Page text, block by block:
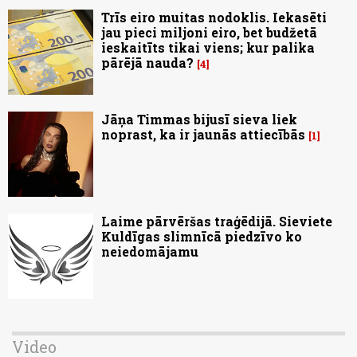
Trīs eiro muitas nodoklis. Iekasēti
jau pieci miljoni eiro, bet budžetā
ieskaitīts tikai viens; kur palika
pārējā nauda? 4
Jāņa Timmas bijusī sieva liek
noprast, ka ir jaunās attiecībās
1
Laime pārvēršas traģēdijā. Sieviete
Kuldīgas slimnīcā piedzīvo ko
neiedomājamu
Video